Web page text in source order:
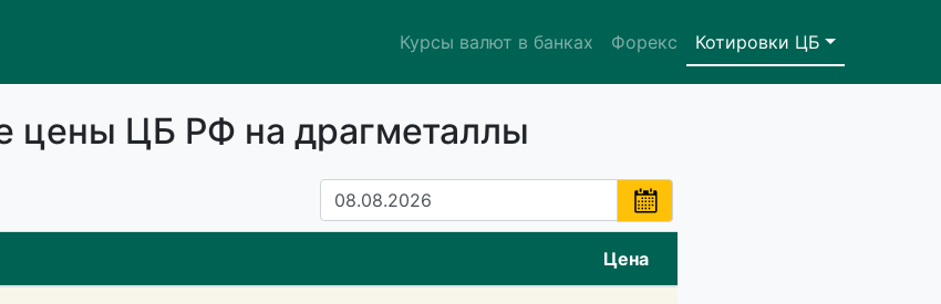
Курсы валют в банках Форекс Котировки ЦБ
цены ЦБ РФ на драгметаллы
Цена